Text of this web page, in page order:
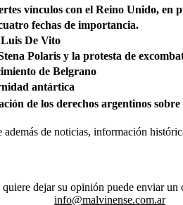
vínculos con el Reino Unido, en
fechas de importancia.
De Vito
Polaris y la protesta de
de Belgrano
antártica
de los derechos argentinos
además de noticias, información
quiere dejar su opinión puede enviar un
info@malvinense.com.ar